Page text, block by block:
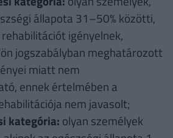
állapota 31–50% közötti,
igényelnek,
jogszabályban meghatározott
miatt nem
ennek értelmében a
nem javasolt;
kategória: olyan személyek